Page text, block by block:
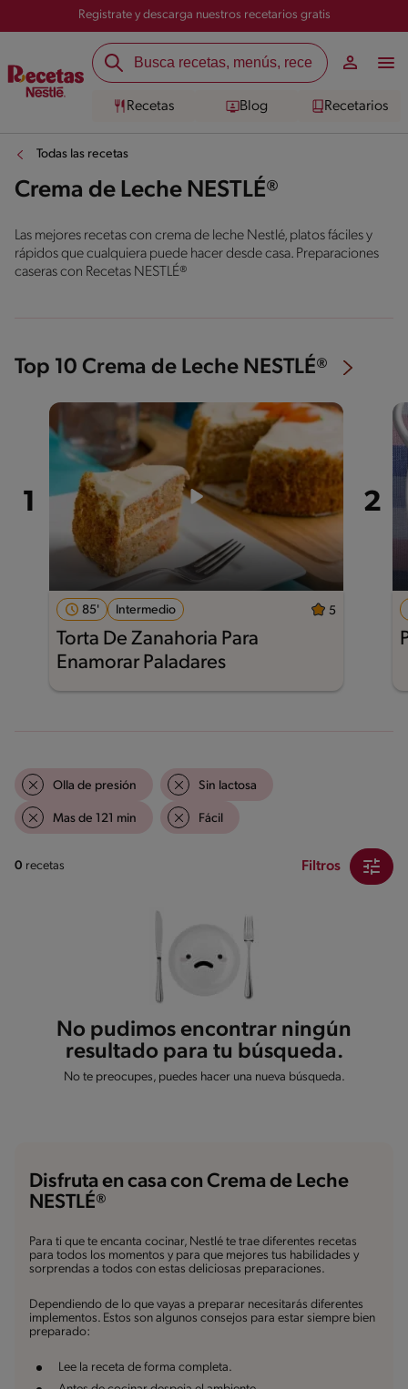
Registrate y descarga nuestros recetarios gratis
Recetas Blog Recetarios
Todas las recetas
Crema de Leche NESTLÉ®
Las mejores recetas con crema de leche Nestlé, platos fáciles y
rápidos que cualquiera puede hacer desde casa. Preparaciones
caseras con Recetas NESTLÉ®
Top 10 Crema de Leche NESTLÉ®
85' Intermedio 5
Torta De Zanahoria Para
Enamorar Paladares
Olla de presión Sin lactosa
Mas de 121 min Fácil
0 recetas Filtros
No pudimos encontrar ningún
resultado para tu búsqueda.
No te preocupes, puedes hacer una nueva búsqueda.
Disfruta en casa con Crema de Leche
NESTLÉ®
Para ti que te encanta cocinar, Nestlé te trae diferentes recetas
para todos los momentos y para que mejores tus habilidades y
sorprendas a todos con estas deliciosas preparaciones.
Dependiendo de lo que vayas a preparar necesitarás diferentes
implementos. Estos son algunos consejos para estar siempre bien
preparado:
Lee la receta de forma completa.